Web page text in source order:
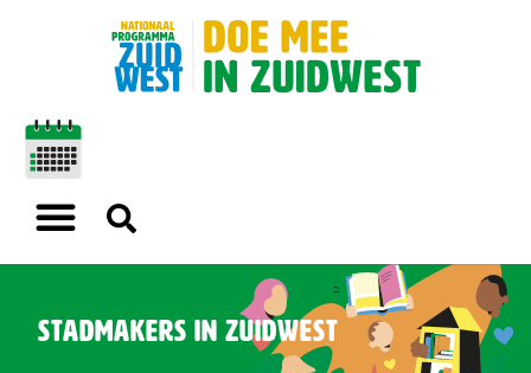
Stadmakers in Zuidwest